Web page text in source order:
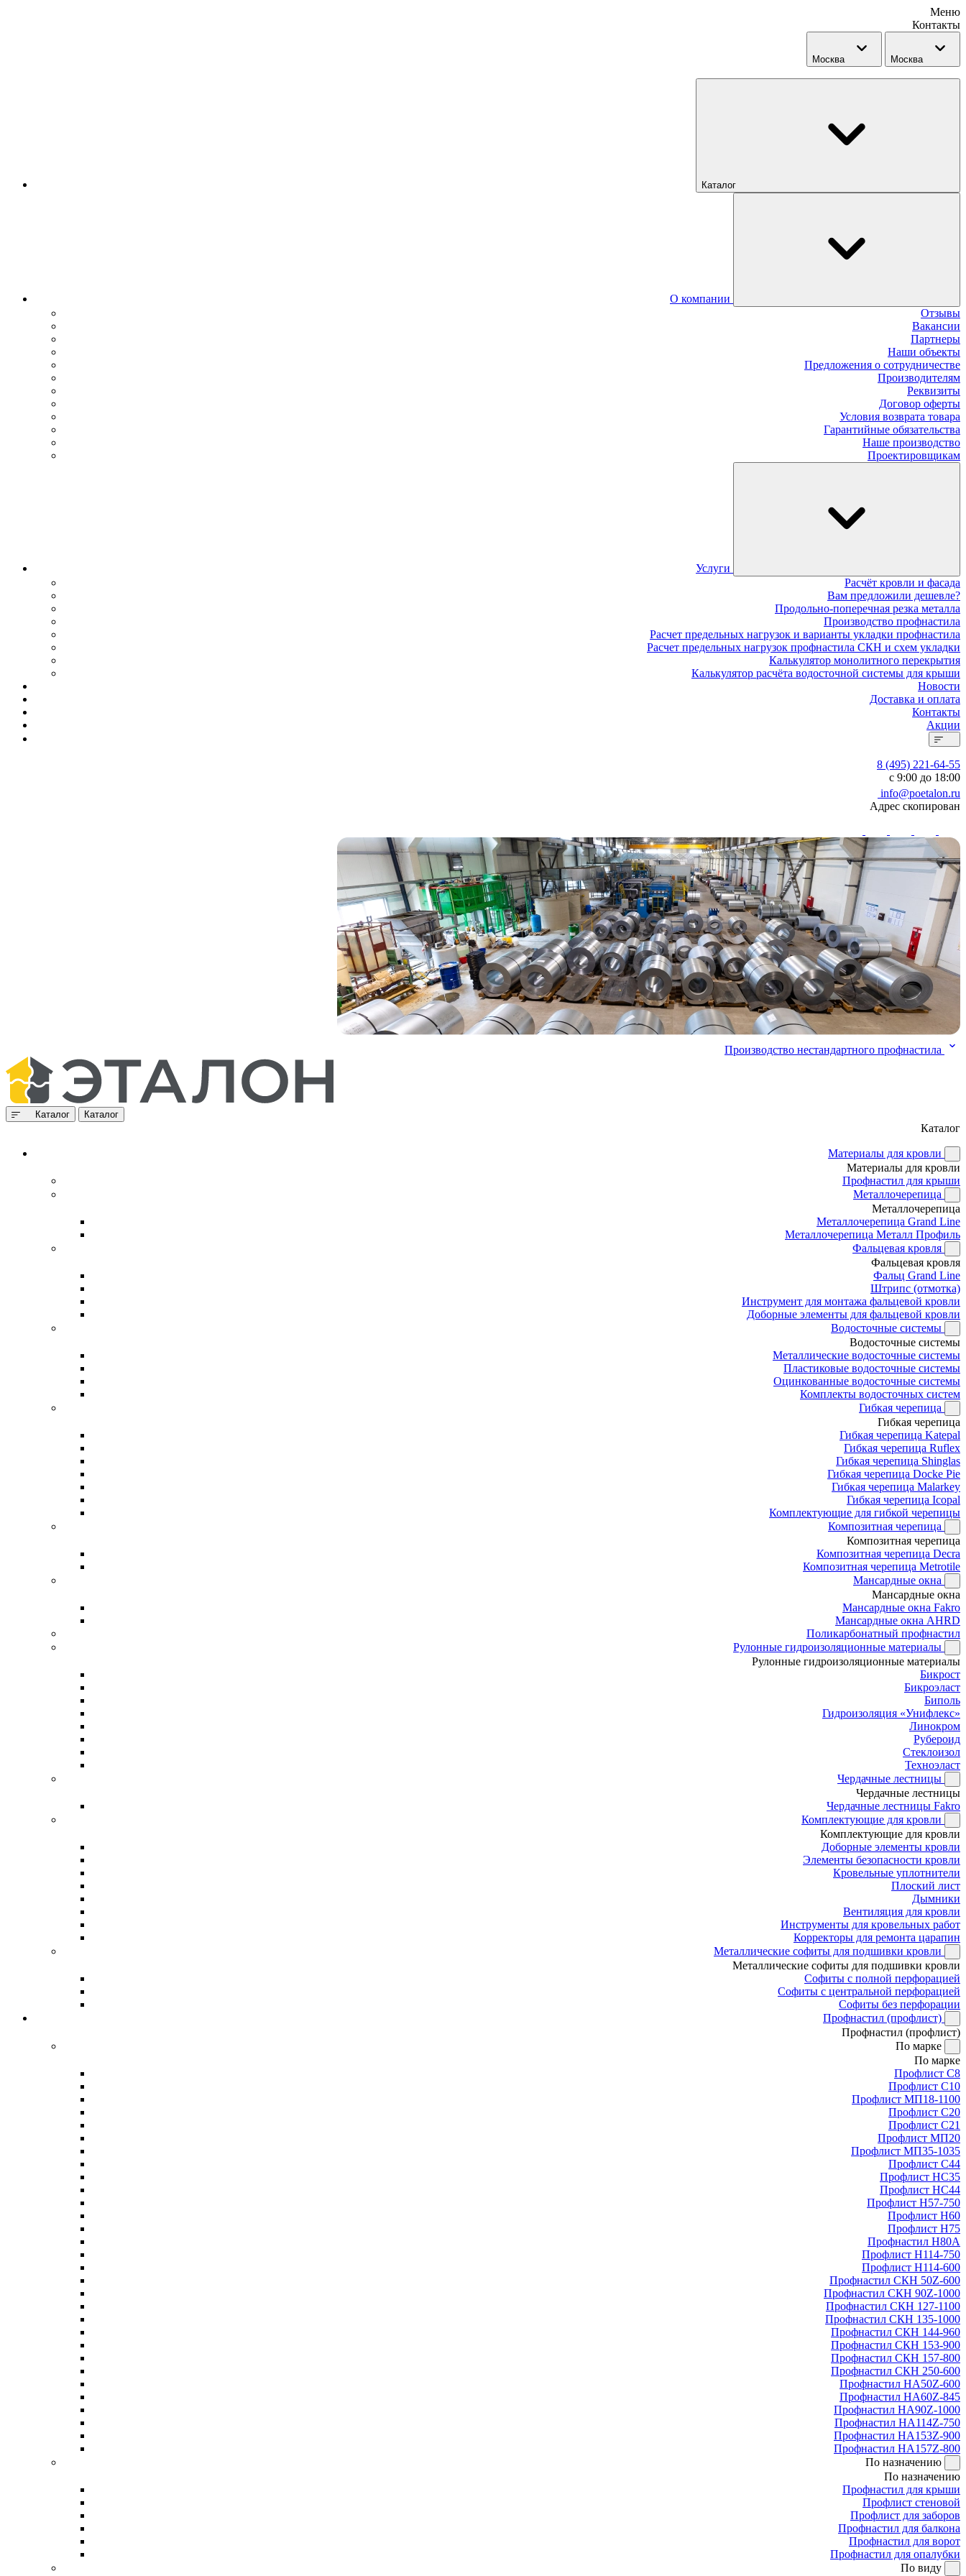
Меню
Контакты
Москва Москва
Каталог
О компании
Отзывы
Вакансии
Партнеры
Наши объекты
Предложения о сотрудничестве
Производителям
Реквизиты
Договор оферты
Условия возврата товара
Гарантийные обязательства
Наше производство
Проектировщикам
Услуги
Расчёт кровли и фасада
Вам предложили дешевле?
Продольно-поперечная резка металла
Производство профнастила
Расчет предельных нагрузок и варианты укладки профнастила
Расчет предельных нагрузок профнастила СКН и схем укладки
Калькулятор монолитного перекрытия
Калькулятор расчёта водосточной системы для крыши
Новости
Доставка и оплата
Контакты
Акции
8 (495) 221-64-55
с 9:00 до 18:00
info@poetalon.ru
Адрес скопирован
Производство нестандартного профнастила
Каталог Каталог
Каталог
Материалы для кровли
Материалы для кровли
Профнастил для крыши
Металлочерепица
Металлочерепица
Металлочерепица Grand Line
Металлочерепица Металл Профиль
Фальцевая кровля
Фальцевая кровля
Фальц Grand Line
Штрипс (отмотка)
Инструмент для монтажа фальцевой кровли
Доборные элементы для фальцевой кровли
Водосточные системы
Водосточные системы
Металлические водосточные системы
Пластиковые водосточные системы
Оцинкованные водосточные системы
Комплекты водосточных систем
Гибкая черепица
Гибкая черепица
Гибкая черепица Katepal
Гибкая черепица Ruflex
Гибкая черепица Shinglas
Гибкая черепица Docke Pie
Гибкая черепица Malarkey
Гибкая черепица Icopal
Комплектующие для гибкой черепицы
Композитная черепица
Композитная черепица
Композитная черепица Decra
Композитная черепица Metrotile
Мансардные окна
Мансардные окна
Мансардные окна Fakro
Мансардные окна AHRD
Поликарбонатный профнастил
Рулонные гидроизоляционные материалы
Рулонные гидроизоляционные материалы
Бикрост
Бикроэласт
Биполь
Гидроизоляция «Унифлекс»
Линокром
Рубероид
Стеклоизол
Техноэласт
Чердачные лестницы
Чердачные лестницы
Чердачные лестницы Fakro
Комплектующие для кровли
Комплектующие для кровли
Доборные элементы кровли
Элементы безопасности кровли
Кровельные уплотнители
Плоский лист
Дымники
Вентиляция для кровли
Инструменты для кровельных работ
Корректоры для ремонта царапин
Металлические софиты для подшивки кровли
Металлические софиты для подшивки кровли
Софиты с полной перфорацией
Софиты с центральной перфорацией
Софиты без перфорации
Профнастил (профлист)
Профнастил (профлист)
По марке
По марке
Профлист С8
Профлист С10
Профлист МП18-1100
Профлист С20
Профлист С21
Профлист МП20
Профлист МП35-1035
Профлист С44
Профлист НС35
Профлист НС44
Профлист Н57-750
Профлист Н60
Профлист Н75
Профнастил Н80А
Профлист Н114-750
Профлист Н114-600
Профнастил СКН 50Z-600
Профнастил СКН 90Z-1000
Профнастил СКН 127-1100
Профнастил СКН 135-1000
Профнастил СКН 144-960
Профнастил СКН 153-900
Профнастил СКН 157-800
Профнастил СКН 250-600
Профнастил НА50Z-600
Профнастил НА60Z-845
Профнастил НА90Z-1000
Профнастил НА114Z-750
Профнастил НА153Z-900
Профнастил НА157Z-800
По назначению
По назначению
Профнастил для крыши
Профлист стеновой
Профлист для заборов
Профнастил для балкона
Профнастил для ворот
Профнастил для опалубки
По виду